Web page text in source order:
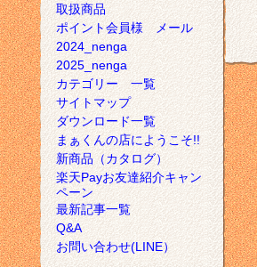
取扱商品
ポイント会員様 メール
2024_nenga
2025_nenga
カテゴリー 一覧
サイトマップ
ダウンロード一覧
まぁくんの店にようこそ!!
新商品（カタログ）
楽天Payお友達紹介キャン
ペーン
最新記事一覧
Q&A
お問い合わせ(LINE）